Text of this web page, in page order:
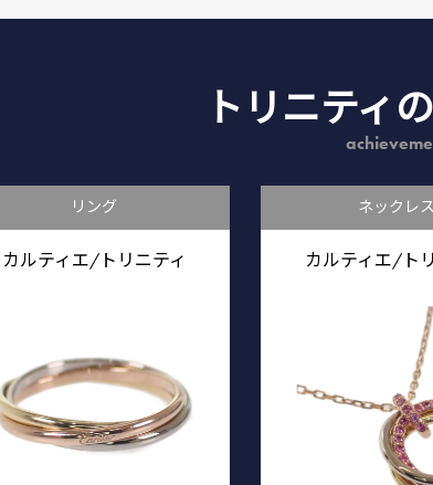
トリニティ
リング
カルティエ/トリニティ
ネックレス
カルティエ/ト